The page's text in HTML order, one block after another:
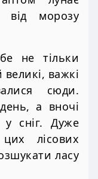
від морозу
не тільки
важкі
сюди.
а вночі
у сніг. Дуже
лісових
ласу